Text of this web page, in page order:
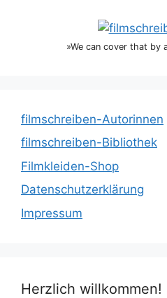
»We can cover that by
filmschreiben-Autorinnen
filmschreiben-Bibliothek
Filmkleiden-Shop
Datenschutzerklärung
Impressum
Herzlich willkommen!